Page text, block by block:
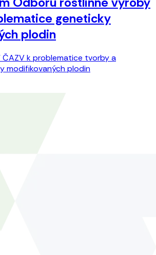
geneticky
plodin
ČAZV k problematice tvorby a
modifikovaných plodin